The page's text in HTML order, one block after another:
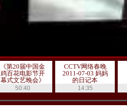
《第20届中国金
鸡百花电影节开
幕式文艺晚会》
20111019 1/3
50:40
CCTV网络春晚
2011-07-03 妈妈
的日记本
14:35